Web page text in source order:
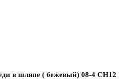
в шляпе ( бежевый) 08-4 СН12